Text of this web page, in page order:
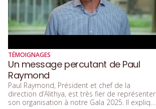
TÉMOIGNAGES
Un message percutant de Paul
Raymond
Paul Raymond, Président et chef de la
direction d’Alithya, est très fier de représenter
son organisation à notre Gala 2025. Il explique